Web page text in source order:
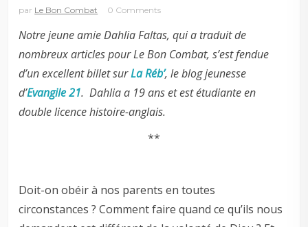
par Le Bon Combat 0 Comments
Notre jeune amie Dahlia Faltas, qui a traduit de
nombreux articles pour Le Bon Combat, s’est fendue
d’un excellent billet surLa Réb’, le blog jeunesse
d’Evangile 21.Dahlia a 19 ans et est étudiante en
double licence histoire-anglais.
**
Doit-on obéir à nos parents en toutes
circonstances ? Comment faire quand ce qu’ils nous